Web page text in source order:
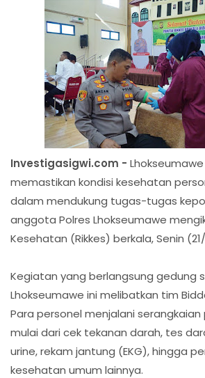
Investigasigwi.com -
memastikan kondisi kesehatan
dalam mendukung tugas-tugas
anggota Polres Lhokseumawe
Kesehatan (Rikkes) berkala, Senin
Kegiatan yang berlangsung gedung
Lhokseumawe ini melibatkan tim
Para personel menjalani serangkaian
mulai dari cek tekanan darah, tes
urine, rekam jantung (EKG), hingga
kesehatan umum lainnya.